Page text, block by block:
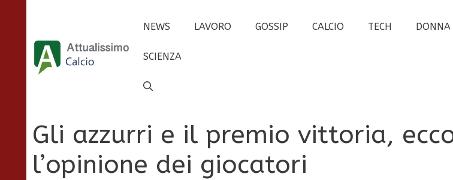
contenuto
NEWS LAVORO GOSSIP CALCIO TECH DONNA
SCIENZA
Gli azzurri e il premio vittoria,
l’opinione dei giocatori